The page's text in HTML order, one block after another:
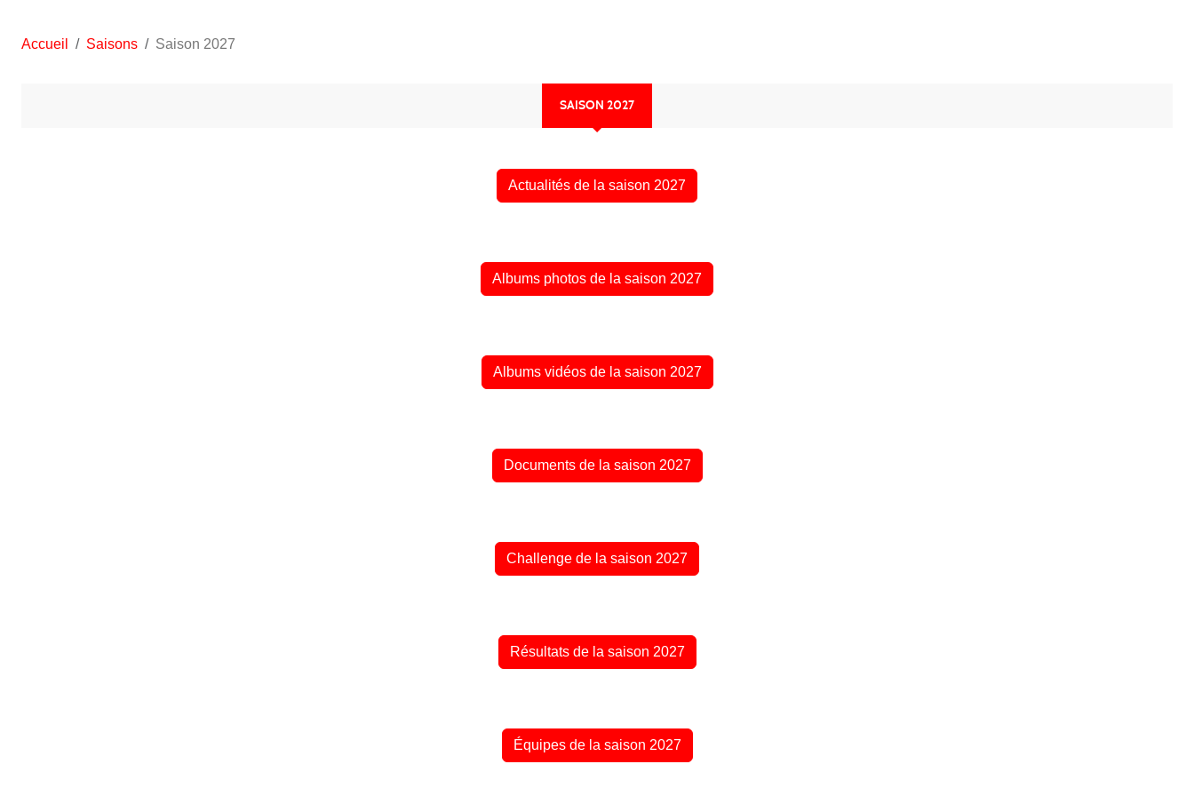
Accueil Saisons Saison 2027
SAISON 2027
Actualités de la saison 2027
Albums photos de la saison 2027
Albums vidéos de la saison 2027
Documents de la saison 2027
Challenge de la saison 2027
Résultats de la saison 2027
Équipes de la saison 2027